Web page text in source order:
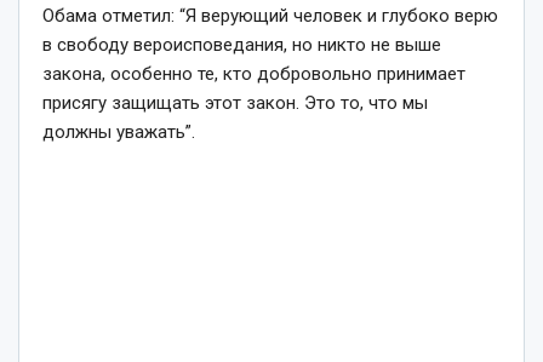
Обама отметил: “Я верующий человек и глубоко верю
в свободу вероисповедания, но никто не выше
закона, особенно те, кто добровольно принимает
присягу защищать этот закон. Это то, что мы
должны уважать”.